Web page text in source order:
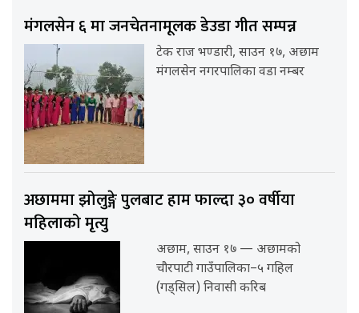
मंगलसेन ६ मा जनचेतनामूलक डेउडा गीत सम्पन्न
टेक राज भण्डारी, साउन १७, अछाम
मंगलसेन नगरपालिका वडा नम्बर
अछाममा झोलुङ्गे पुलबाट हाम फाल्दा ३० वर्षीया
महिलाको मृत्यु
अछाम, साउन १७ — अछामको
चौरपाटी गाउँपालिका–५ गहिल
(गड्सिल) निवासी करिब